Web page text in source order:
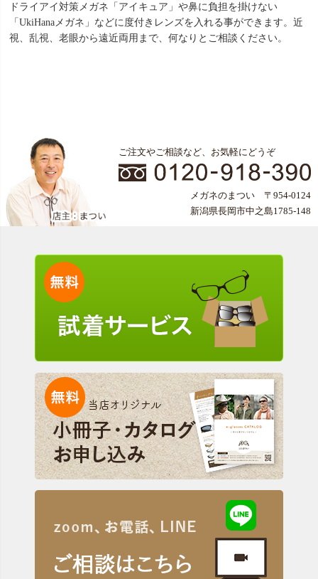
ドライアイ対策メガネ「アイキュア」や鼻に負担を掛けない
「UkiHanaメガネ」などに度付きレンズを入れる事ができます。近
視、乱視、老眼から遠近両用まで、何なりとご相談ください。
ご注文やご相談など、お気軽にどうぞ
メガネのまつい 〒954-0124
新潟県長岡市中之島1785-148